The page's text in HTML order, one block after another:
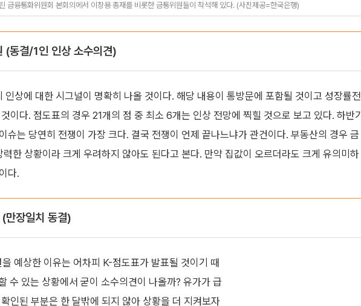
융통화위원회 본회의에서 이창용 총재를 비롯한 금통위원들이 착석해 있다. (사진제공=한국은행)
(동결/1인 인상 소수의견)
인상에 대한 시그널이 명확히 나올 것이다. 해당 내용이 통방문에 포함될 것이고 성장률전
이다. 점도표의 경우 21개의 점 중 최소 6개는 인상 전망에 찍힐 것으로 보고 있다. 하반기
슈는 당연히 전쟁이 가장 크다. 결국 전쟁이 언제 끝나느냐가 관건이다. 부동산의 경우 금
한 상황이라 크게 우려하지 않아도 된다고 본다. 만약 집값이 오르더라도 크게 유의미하
다.
만장일치 동결)
예상한 이유는 어차피 K-점도표가 발표될 것이기 때
수 있는 상황에서 굳이 소수의견이 나올까? 유가가 급
인된 부분은 한 달밖에 되지 않아 상황을 더 지켜보자